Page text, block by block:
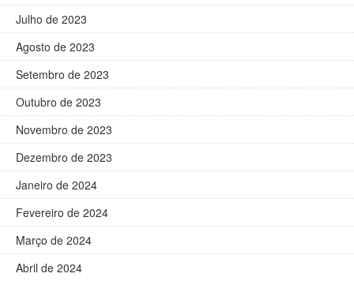
Julho de 2023
Agosto de 2023
Setembro de 2023
Outubro de 2023
Novembro de 2023
Dezembro de 2023
Janeiro de 2024
Fevereiro de 2024
Março de 2024
Abril de 2024